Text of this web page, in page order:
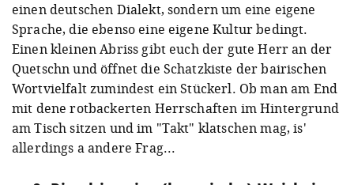
einen deutschen Dialekt, sondern um eine eigene
Sprache, die ebenso eine eigene Kultur bedingt.
Einen kleinen Abriss gibt euch der gute Herr an der
Quetschn und öffnet die Schatzkiste der bairischen
Wortvielfalt zumindest ein Stückerl. Ob man am End
mit dene rotbackerten Herrschaften im Hintergrund
am Tisch sitzen und im "Takt" klatschen mag, is'
allerdings a andere Frag...